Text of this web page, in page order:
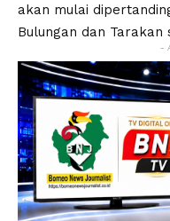
akan mulai
Bulungan dan Tarakan
-